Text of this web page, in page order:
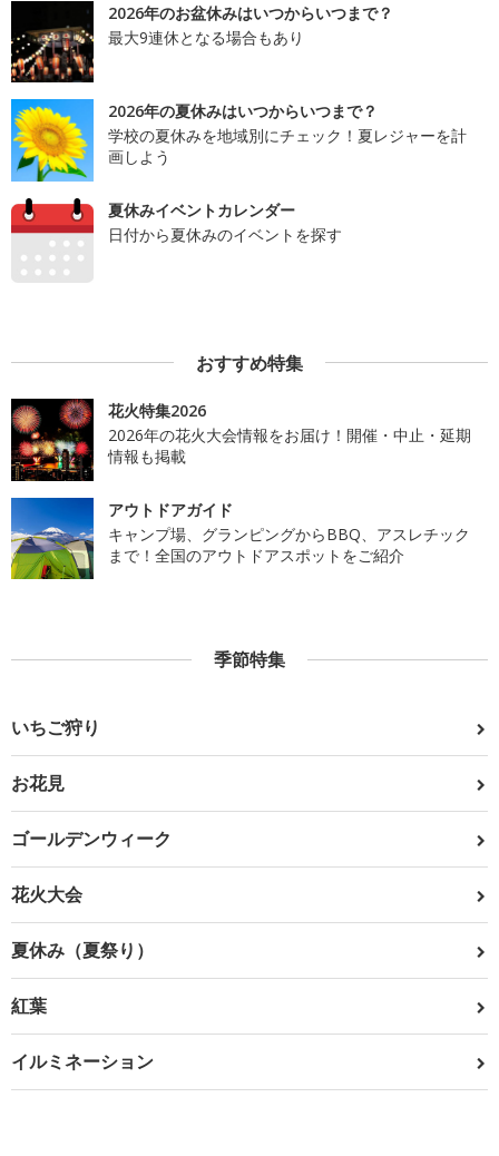
2026年のお盆休みはいつからいつまで？
最大9連休となる場合もあり
2026年の夏休みはいつからいつまで？
学校の夏休みを地域別にチェック！夏レジャーを計
画しよう
夏休みイベントカレンダー
日付から夏休みのイベントを探す
おすすめ特集
花火特集2026
2026年の花火大会情報をお届け！開催・中止・延期
情報も掲載
アウトドアガイド
キャンプ場、グランピングからBBQ、アスレチック
まで！全国のアウトドアスポットをご紹介
季節特集
いちご狩り
お花見
ゴールデンウィーク
花火大会
夏休み（夏祭り）
紅葉
イルミネーション